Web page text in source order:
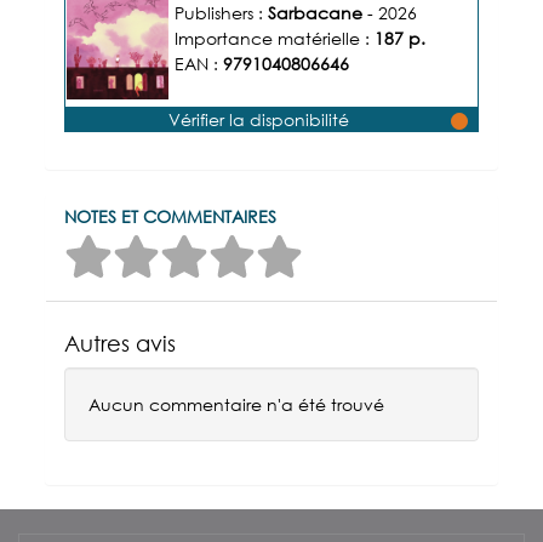
Publishers : Sarbacane- 2026
Importance matérielle : 187 p.
EAN : 9791040806646
Vérifier la disponibilité
NOTES ET COMMENTAIRES
Autres avis
Aucun commentaire n'a été trouvé